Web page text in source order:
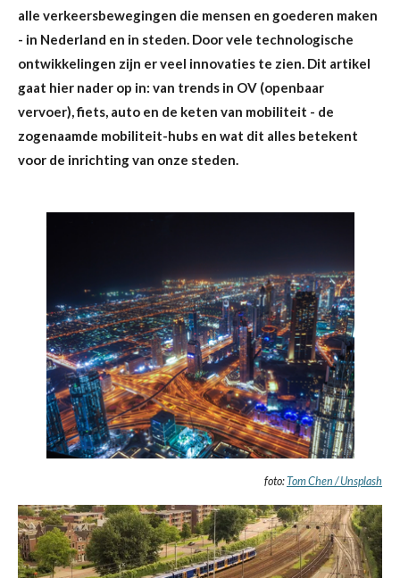
alle verkeersbewegingen die mensen en goederen maken
- in Nederland en in steden. Door vele technologische
ontwikkelingen zijn er veel innovaties te zien. Dit artikel
gaat hier nader op in: van trends in OV (openbaar
vervoer), fiets, auto en de keten van mobiliteit - de
zogenaamde mobiliteit-hubs en wat dit alles betekent
voor de inrichting van onze steden.
foto:Tom Chen / Unsplash